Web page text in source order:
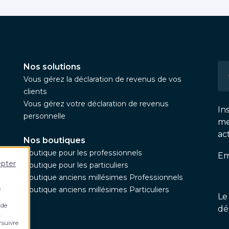
Nos solutions
Vous gérez la déclaration de revenus de vos
clients
Vous gérez votre déclaration de revenus
personnelle
Nos boutiques
Boutique pour les professionnels
Boutique pour les particuliers
Boutique anciens millésimes Professionnels
Boutique anciens millésimes Particuliers